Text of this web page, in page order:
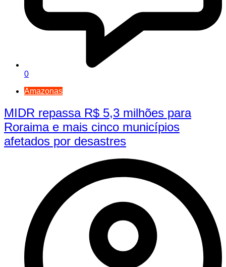
0
Amazonas
MIDR repassa R$ 5,3 milhões para
Roraima e mais cinco municípios
afetados por desastres